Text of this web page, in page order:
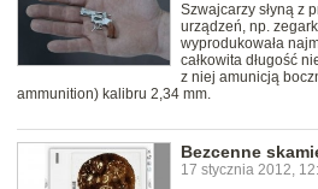
Szwajcarzy słyną z
urządzeń, np.
wyprodukowała
całkowita długość
z niej amunicją
ammunition) kalibru 2,34 mm.
Bezcenne
17 stycznia 2012,